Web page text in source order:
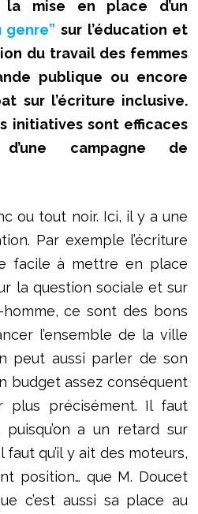
la mise en place d’un
genre” sur l’éducation et
du travail des femmes
publique ou encore
sur l’écriture inclusive.
initiatives sont efficaces
campagne de
ou tout noir. Ici, il y a une
Par exemple l’écriture
facile à mettre en place
la question sociale et sur
ce sont des bons
l’ensemble de la ville
peut aussi parler de son
budget assez conséquent
plus précisément. Il faut
a un retard sur
qu’il y ait des moteurs,
position… que M. Doucet
c’est aussi sa place au